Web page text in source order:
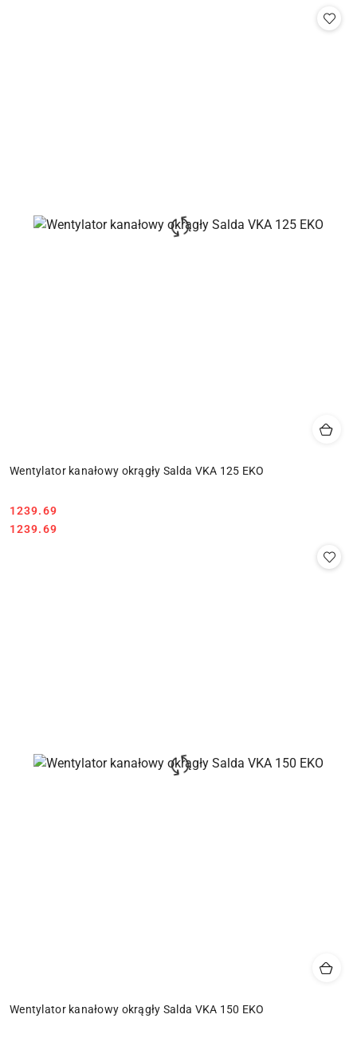
Wentylator kanałowy okrągły Salda VKA 125 EKO
Cena:
1239.69
Cena:
1239.69
Wentylator kanałowy okrągły Salda VKA 150 EKO